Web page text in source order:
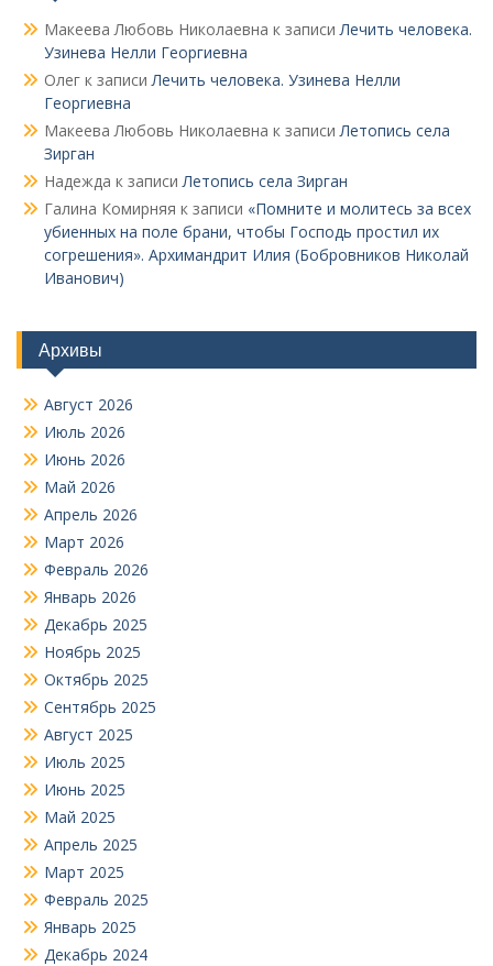
Макеева Любовь Николаевна к записиЛечить человека.
Узинева Нелли Георгиевна
Олег к записиЛечить человека. Узинева Нелли
Георгиевна
Макеева Любовь Николаевна к записиЛетопись села
Зирган
Надежда к записиЛетопись села Зирган
Галина Комирняя к записи «Помните и молитесь за всех
убиенных на поле брани, чтобы Господь простил их
согрешения». Архимандрит Илия (Бобровников Николай
Иванович)
Архивы
Август 2026
Июль 2026
Июнь 2026
Май 2026
Апрель 2026
Март 2026
Февраль 2026
Январь 2026
Декабрь 2025
Ноябрь 2025
Октябрь 2025
Сентябрь 2025
Август 2025
Июль 2025
Июнь 2025
Май 2025
Апрель 2025
Март 2025
Февраль 2025
Январь 2025
Декабрь 2024